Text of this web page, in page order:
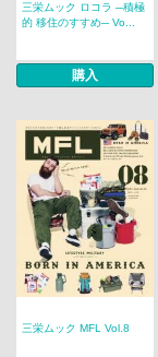
三栄ムック ロコラ ─積極
的 移住のすすめ─ Vo...
購入
三栄ムック MFL Vol.8